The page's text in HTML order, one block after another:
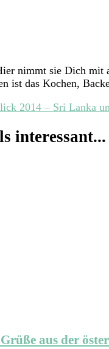
nimmt sie Dich mit
ist das Kochen,
2014 – Sri Lanka
interessant...
aus der